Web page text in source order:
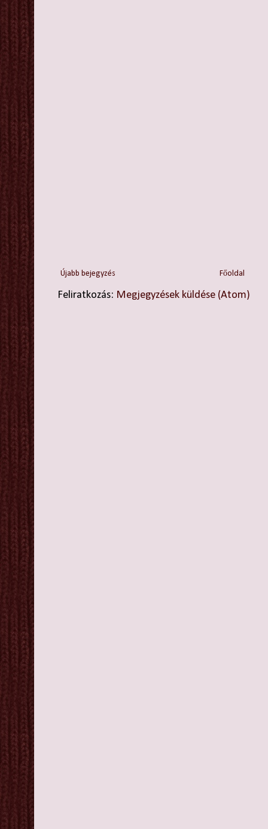
Újabb bejegyzés Főoldal
Feliratkozás: Megjegyzések küldése (Atom)